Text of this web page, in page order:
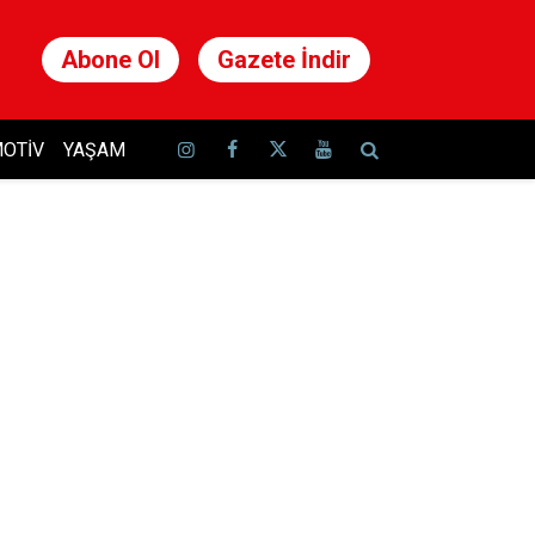
Abone Ol Gazete İndir
YAŞAM